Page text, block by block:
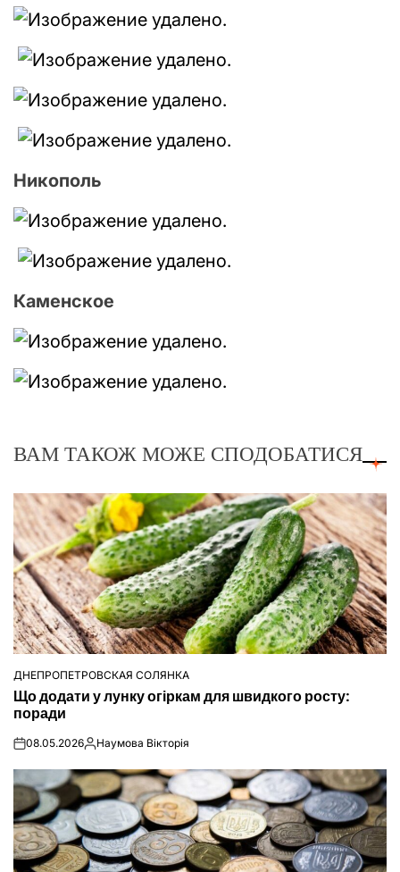
Никополь
Каменское
ВАМ ТАКОЖ МОЖЕ СПОДОБАТИСЯ
ОПУБЛІКУВАТИ
У
ДНЕПРОПЕТРОВСКАЯ СОЛЯНКА
Що додати у лунку огіркам для швидкого росту:
поради
on08.05.2026Опубліковано
Наумова Вікторія